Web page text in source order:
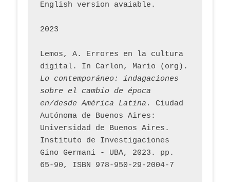
English version avaiable.
2023
Lemos, A. Errores en la cultura
Lo contemporáneo: indagaciones
sobre el cambio de época
en/desde América Latina.
Ciudad
Autónoma de Buenos Aires:
Universidad de Buenos Aires.
Instituto de Investigaciones
Gino Germani - UBA, 2023. pp.
65-90, ISBN 978-950-29-2004-7